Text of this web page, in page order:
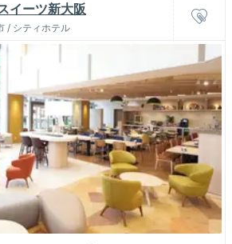
イーツ新大阪
/ シティホテル